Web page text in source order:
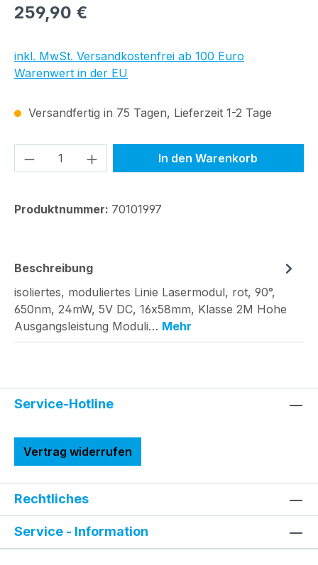
Regulärer Preis:
259,90 €
inkl. MwSt. Versandkostenfrei ab 100 Euro
Warenwert in der EU
Versandfertig in 75 Tagen, Lieferzeit 1-2 Tage
Produkt Anzahl: Gib denIn den Warenkorb
Produktnummer: 70101997
Beschreibung
isoliertes, moduliertes Linie Lasermodul, rot, 90°,
650nm, 24mW, 5V DC, 16x58mm, Klasse 2M Hohe
Ausgangsleistung Moduli… Mehr
Service-Hotline
Vertrag widerrufen
Rechtliches
Service - Information